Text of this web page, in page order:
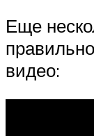
Еще
видео: